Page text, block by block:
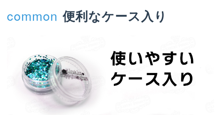
common 便利なケース入り